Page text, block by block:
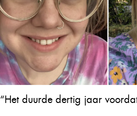
“Het duurde dertig jaar